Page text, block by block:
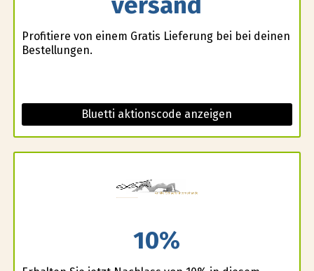
Profitiere von einem Gratis Lieferung bei bei deinen
Bestellungen.
Bluetti aktionscode anzeigen
10%